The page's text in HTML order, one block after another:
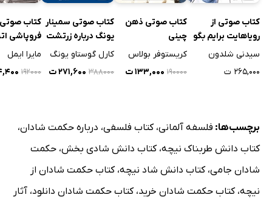
کتاب صوتی از
رویاهایت برایم بگو
سیدنی شلدون
۲۶۵,۰۰۰ ت
کتاب صوتی ذهن
چینی
کریستوفر بولاس
۱۹۰۰۰۰ ۱۳۳,۰۰۰ ت
کتاب صوتی سمینار
یونگ درباره زرتشت
نیچه
کارل گوستاو یونگ
۳۸۸۰۰۰ ۲۷۱,۶۰۰ ت
کتاب صوتی
فروپاشی
شوروی
مایرا ایمل
۱۹۲۰۰۰
برچسب‌ها: فلسفه آلمانی،کتاب فلسفی، درباره حکمت شادان،
کتاب دانش طربناک نیچه،کتاب دانش شادی بخش، حکمت
شادان جامی،کتاب دانش شاد نیچه،کتاب حکمت شادان از
نیچه،کتاب حکمت شادان خرید،کتاب حکمت شادان دانلود، آثار